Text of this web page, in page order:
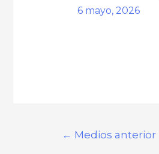
6 mayo, 2026
Navegación
← Medios anterior